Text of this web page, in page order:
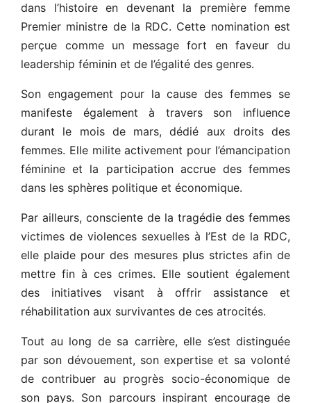
dans l’histoire en devenant la première femme
Premier ministre de la RDC. Cette nomination est
perçue comme un message fort en faveur du
leadership féminin et de l’égalité des genres.
Son engagement pour la cause des femmes se
manifeste également à travers son influence
durant le mois de mars, dédié aux droits des
femmes. Elle milite activement pour l’émancipation
féminine et la participation accrue des femmes
dans les sphères politique et économique.
Par ailleurs, consciente de la tragédie des femmes
victimes de violences sexuelles à l’Est de la RDC,
elle plaide pour des mesures plus strictes afin de
mettre fin à ces crimes. Elle soutient également
des initiatives visant à offrir assistance et
réhabilitation aux survivantes de ces atrocités.
Tout au long de sa carrière, elle s’est distinguée
par son dévouement, son expertise et sa volonté
de contribuer au progrès socio-économique de
son pays. Son parcours inspirant encourage de